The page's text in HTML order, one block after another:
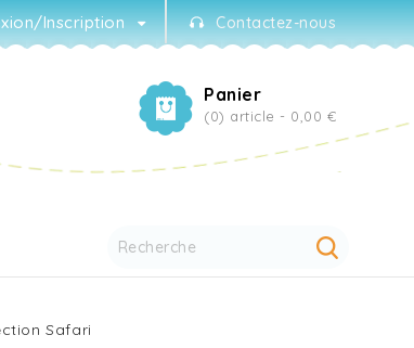
Contactez-nous
Inscription
Panier
(0) article - 0,00 €
Safari